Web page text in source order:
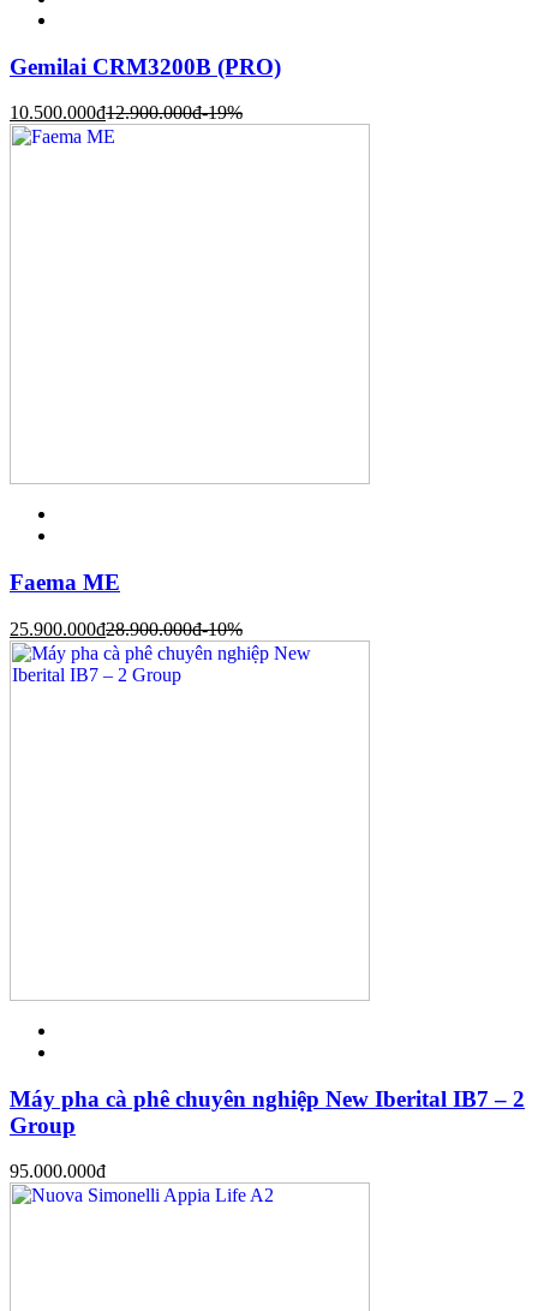
Gemilai CRM3200B (PRO)
10.500.000đ12.900.000đ-19%
Faema ME
25.900.000đ28.900.000đ-10%
Máy pha cà phê chuyên nghiệp New Iberital IB7 – 2
Group
95.000.000đ